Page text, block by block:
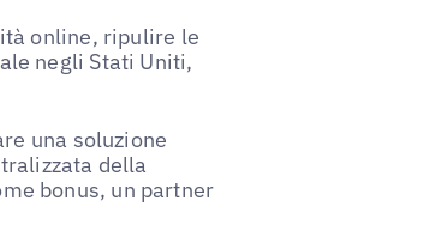
online, ripulire le
negli Stati Uniti,
una soluzione
della
bonus, un partner